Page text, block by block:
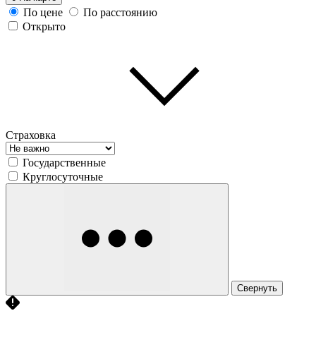
По цене
По расстоянию
Открыто
Страховка
Государственные
Круглосуточные
Свернуть